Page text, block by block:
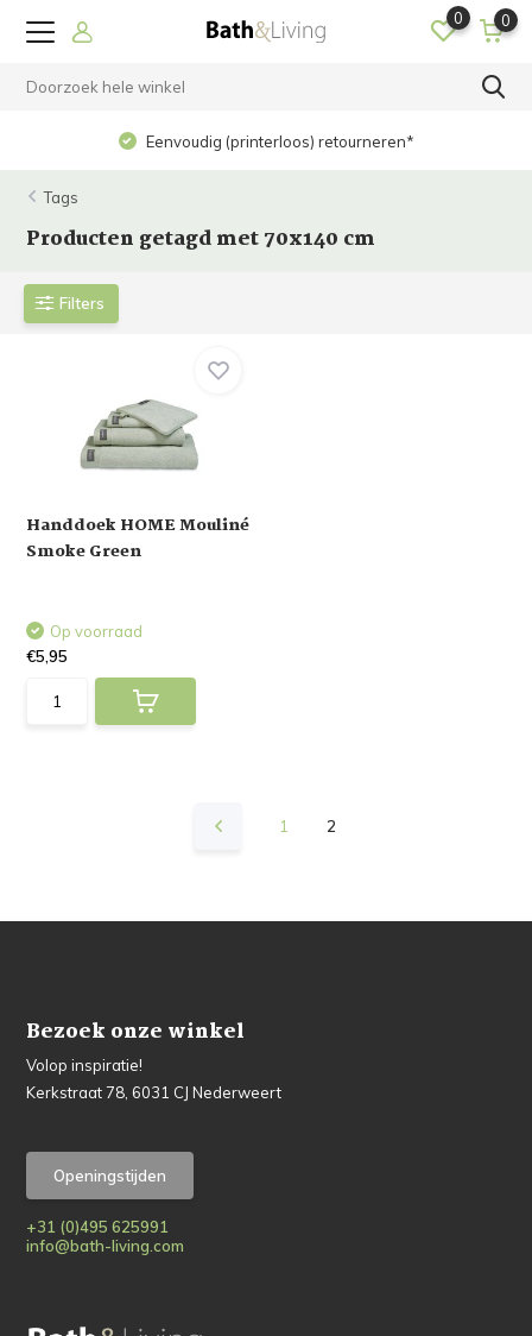
0 0
Eenvoudig (printerloos) retourneren*
Tags
Producten getagd met 70x140 cm
Filters
Handdoek HOME Mouliné
Smoke Green
Op voorraad
€5,95
1 2
Bezoek onze winkel
Volop inspiratie!
Kerkstraat 78, 6031 CJ Nederweert
Openingstijden
+31 (0)495 625991
info@bath-living.com